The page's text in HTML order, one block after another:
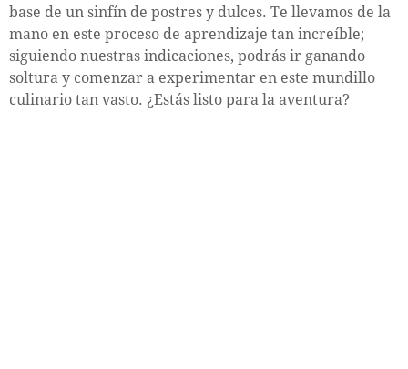
base de un sinfín de postres y dulces. Te llevamos de la
mano en este proceso de aprendizaje tan increíble;
siguiendo nuestras indicaciones, podrás ir ganando
soltura y comenzar a experimentar en este mundillo
culinario tan vasto. ¿Estás listo para la aventura?